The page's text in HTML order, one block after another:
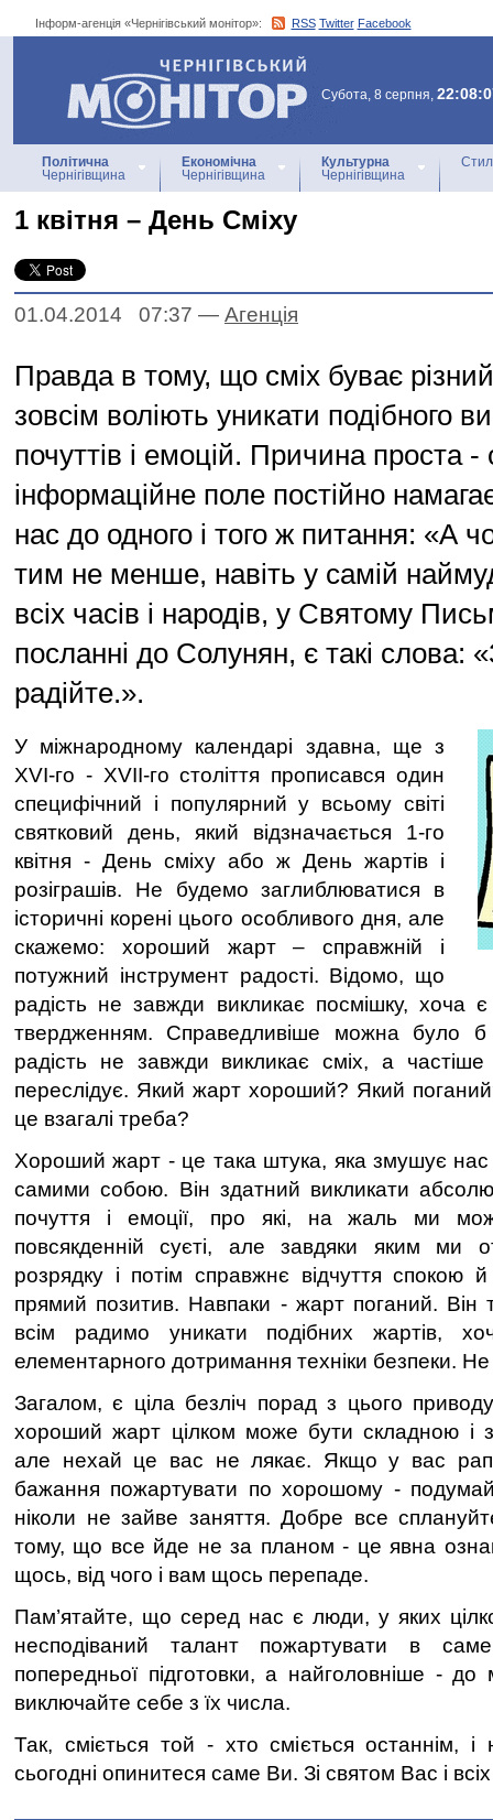
Інформ-агенція «Чернігівський монітор»: RSS Twitter Facebook
Інформ-агенція
«Чернігівський монітор»
Субота, 8 серпня,
Політична
Чернігівщина
Економічна
Чернігівщина
Культурна
Чернігівщина
1 квітня – День Сміху
01.04.2014 07:37 — Агенцiя
Правда в тому, що сміх буває
зовсім воліють уникати подібного
почуттів і емоцій. Причина проста
інформаційне поле постійно
нас до одного і того ж питання: «А
тим не менше, навіть у самій
всіх часів і народів, у Святому
посланні до Солунян, є такі слова:
радійте.».
У міжнародному календарі здавна, ще з
XVI-го - XVII-го століття прописався один
специфічний і популярний у всьому світі
святковий день, який відзначається 1-го
квітня - День сміху або ж День жартів і
розіграшів. Не будемо заглиблюватися в
історичні корені цього особливого дня, але
скажемо: хороший жарт – справжній і
потужний інструмент радості. Відомо, що
радість не завжди викликає посмішку, хоча
твердженням. Справедливіше можна було
радість не завжди викликає сміх, а
переслідує. Який жарт хороший? Який
це взагалі треба?
Хороший жарт - це така штука, яка змушує нас
самими собою. Він здатний викликати
почуття і емоції, про які, на жаль ми
повсякденній суєті, але завдяки яким ми
розрядку і потім справжнє відчуття спокою
прямий позитив. Навпаки - жарт поганий. Він
всім радимо уникати подібних жартів,
елементарного дотримання техніки безпеки.
Загалом, є ціла безліч порад з цього
хороший жарт цілком може бути складною і
але нехай це вас не лякає. Якщо у вас
бажання пожартувати по хорошому -
ніколи не зайве заняття. Добре все
тому, що все йде не за планом - це явна
щось, від чого і вам щось перепаде.
Пам’ятайте, що серед нас є люди, у яких
несподіваний талант пожартувати в
попередньої підготовки, а найголовніше -
виключайте себе з їх числа.
Так, сміється той - хто сміється останнім,
сьогодні опинитеся саме Ви. Зі святом Вас і